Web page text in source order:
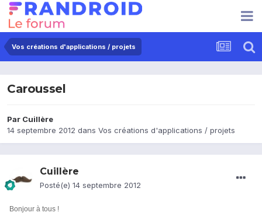
Vos créations d'applications / projets
Caroussel
Par Cuillère
14 septembre 2012 dans Vos créations d'applications / projets
Cuillère
Posté(e) 14 septembre 2012
Bonjour à tous !